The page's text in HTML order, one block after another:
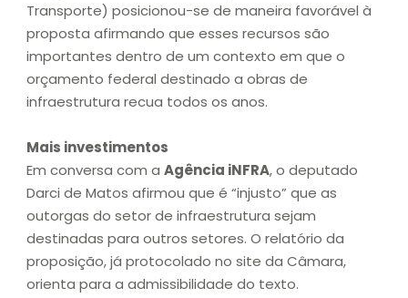
Transporte) posicionou-se de maneira favorável à
proposta afirmando que esses recursos são
importantes dentro de um contexto em que o
orçamento federal destinado a obras de
infraestrutura recua todos os anos.
Mais investimentos
Em conversa com a Agência iNFRA, o deputado
Darci de Matos afirmou que é “injusto” que as
outorgas do setor de infraestrutura sejam
destinadas para outros setores. O relatório da
proposição, já protocolado no site da Câmara,
orienta para a admissibilidade do texto.